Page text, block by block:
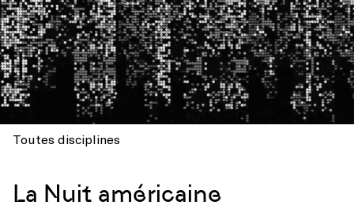
Toutes disciplines
La Nuit américaine